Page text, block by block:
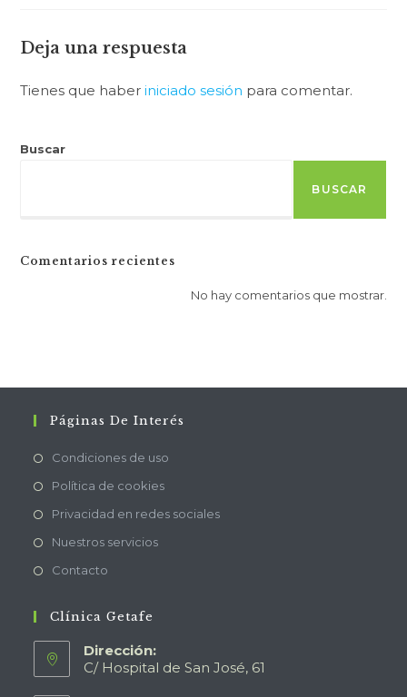
Deja una respuesta
Tienes que haberiniciado sesión para comentar.
Buscar
BUSCAR
Comentarios recientes
No hay comentarios que mostrar.
Páginas De Interés
Condiciones de uso
Política de cookies
Privacidad en redes sociales
Nuestros servicios
Contacto
Clínica Getafe
Dirección:
C/ Hospital de San José, 61